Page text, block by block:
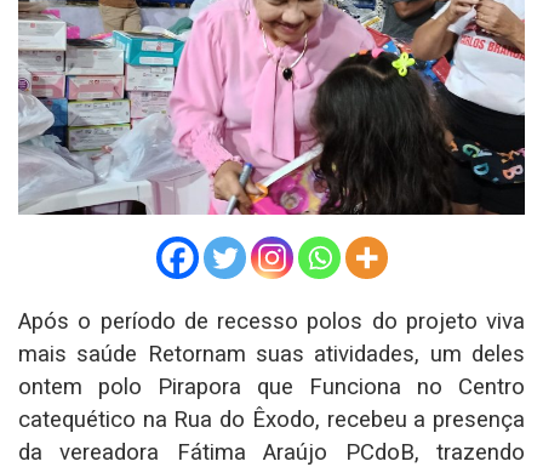
Após o período de recesso polos do projeto viva
mais saúde Retornam suas atividades, um deles
ontem polo Pirapora que Funciona no Centro
catequético na Rua do Êxodo, recebeu a presença
da vereadora Fátima Araújo PCdoB, trazendo